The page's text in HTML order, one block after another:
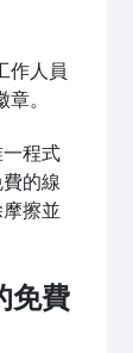
作人員
。
程式
的線
摩擦並
免費